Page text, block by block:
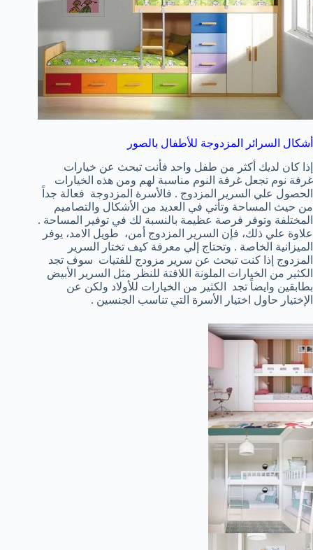
أشكال السرائر المزدوجة للأطفال بالصور
إذا كان لديك أكثر من طفل واحد فأنت تبحث عن خيارات
غرفة نوم تجعل غرفة النوم مناسبة لهم ومن هذه الخيارات
الحصول علي السرير المزدوج . فالأسرة المزدوجة فعالة جداً
من حيث المساحة وتأتي في العديد من الأشكال والتصاميم
المختلفة وتوفر فرصة عظيمة بالنسبة لك في توفير المساحة .
علاوة علي ذلك، فإن السرير المزدوج أمن، طويل الامد، يوفر
الميزانية الخاصة . وتحتاج إلي معرفة كيف تختار السرير
المزدوج إذا كنت تبحث عن سرير مزودج للفتيات سوف تجد
الكثير من الخيارات الملونة اللافتة للنظر مثل السرير الأبيض
بطابقين وايضاً تجد الكثير من الخيارات للأولاد ولكن عن
الإختيار حاول اختيار الأسرة التي تناسب الجنسين .